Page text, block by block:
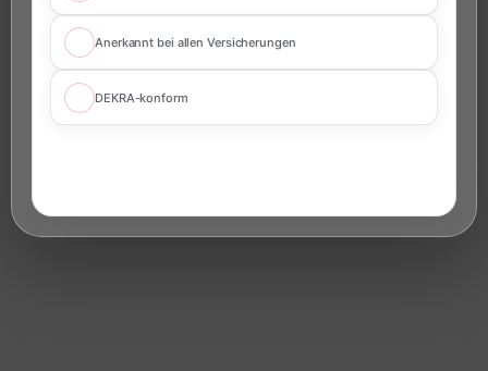
Anerkannt bei allen Versicherungen
DEKRA-konform